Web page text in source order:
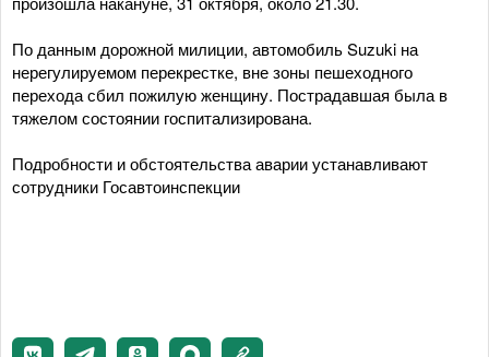
По данным дорожной милиции, автомобиль Suzuki на
нерегулируемом перекрестке, вне зоны пешеходного
перехода сбил пожилую женщину. Пострадавшая была в
тяжелом состоянии госпитализирована.
Подробности и обстоятельства аварии устанавливают
сотрудники Госавтоинспекции